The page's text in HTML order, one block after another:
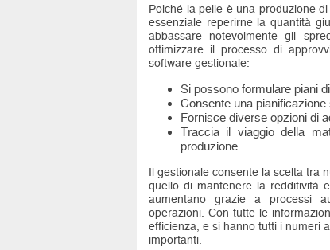
Poiché la pelle è una produzione
essenziale reperirne la quantità
abbassare notevolmente gli
ottimizzare il processo di
software gestionale:
Si possono formulare piani
Consente una
Fornisce diverse opzioni di
Traccia il viaggio della
produzione.
Il gestionale consente la scelta tra
quello di mantenere la redditività
aumentano grazie a processi
operazioni. Con tutte le
efficienza, e si hanno tutti i numeri
importanti.